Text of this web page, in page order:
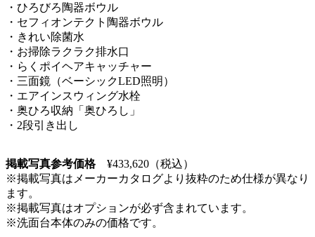
・ひろびろ陶器ボウル
・セフィオンテクト陶器ボウル
・きれい除菌水
・お掃除ラクラク排水口
・らくポイヘアキャッチャー
・三面鏡（ベーシックLED照明）
・エアインスウィング水栓
・奥ひろ収納「奥ひろし」
・2段引き出し
掲載写真参考価格¥433,620（税込）
※掲載写真はメーカーカタログより抜粋のため仕様が異なり
ます。
※掲載写真はオプションが必ず含まれています。
※洗面台本体のみの価格です。